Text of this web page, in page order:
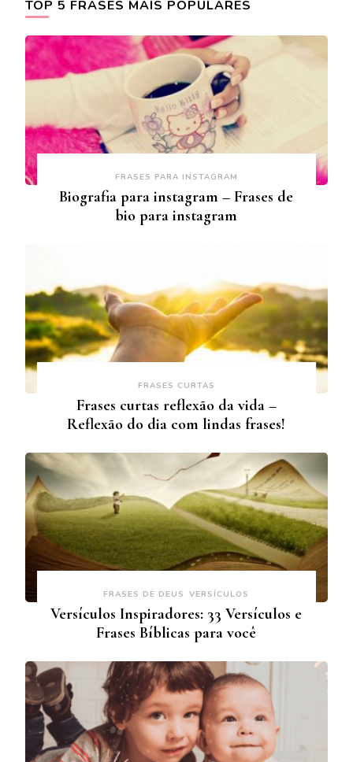
TOP 5 FRASES MAIS POPULARES
FRASES PARA INSTAGRAM
Biografia para instagram – Frases de
bio para instagram
FRASES CURTAS
Frases curtas reflexão da vida –
Reflexão do dia com lindas frases!
FRASES DE DEUS VERSÍCULOS
Versículos Inspiradores: 33 Versículos e
Frases Bíblicas para você